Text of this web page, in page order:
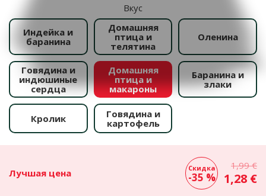
Вкус
Индейка и
баранина
Домашняя
птица и
телятина
Оленина
Говядина и
индюшиные
сердца
Домашняя
птица и
макароны
Баранина и
злаки
Кролик
Говядина и
картофель
Лучшая цена Скидка
-35 %
1,99 €
1,28 €